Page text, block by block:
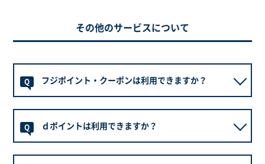
店舗一覧はこちら
その他のサービスについて
Q フジポイント・クーポンは利用できますか？
【ポイントの使い方】
ネットショッピングにてご決済時、ご利用いただけま
す。
注文画面にてご利用分をご入力ください。
Q ｄポイントは利用できますか？
店頭でのご決済に限り、ｄポイントの進呈・利用が可